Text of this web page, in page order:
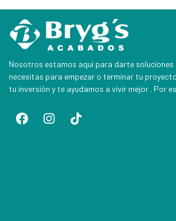
Nosotros estamos aquí para darte
necesitas para empezar o terminar tu
tu inversión y te ayudamos a vivir mejor . Por